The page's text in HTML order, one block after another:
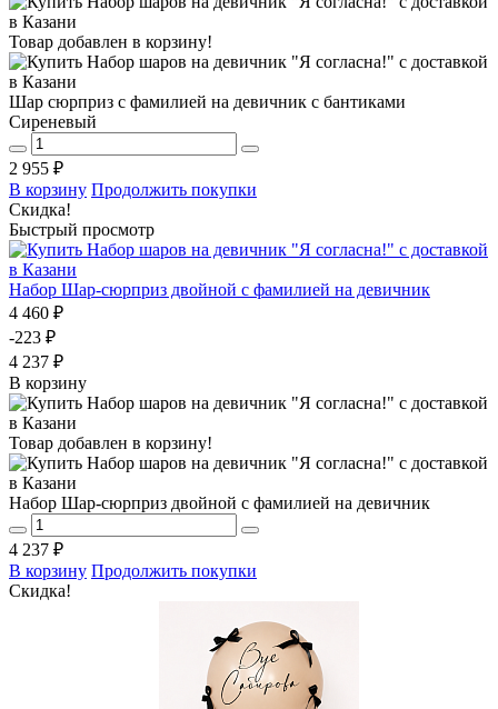
Товар добавлен в корзину!
Шар сюрприз с фамилией на девичник с бантиками
Сиреневый
2 955 ₽
В корзину Продолжить покупки
Скидка!
Быстрый просмотр
Набор Шар-сюрприз двойной с фамилией на девичник
4 460 ₽
-223 ₽
4 237 ₽
В корзину
Товар добавлен в корзину!
Набор Шар-сюрприз двойной с фамилией на девичник
4 237 ₽
В корзину Продолжить покупки
Скидка!